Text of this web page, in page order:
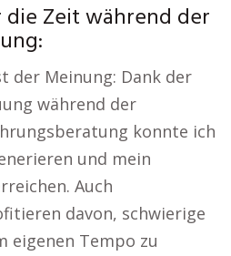
Zeit während der
der Meinung: Dank der
während der
konnte ich
und mein
Auch
davon, schwierige
eigenen Tempo zu